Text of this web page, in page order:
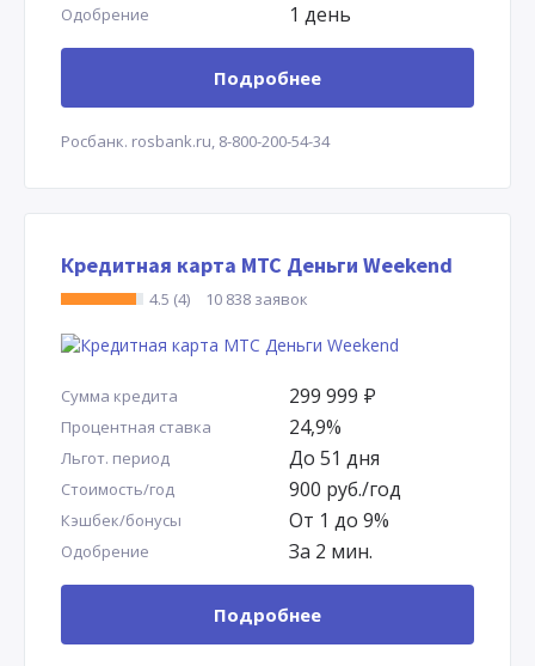
Одобрение 1 день
Подробнее
Росбанк. rosbank.ru, 8-800-200-54-34
Кредитная карта МТС Деньги Weekend
4.5 (4) 10 838 заявок
Сумма кредита 299 999 Р
Процентная ставка 24,9%
Льгот. период До 51 дня
Стоимость/год 900 руб./год
Кэшбек/бонусы От 1 до 9%
Одобрение За 2 мин.
Подробнее